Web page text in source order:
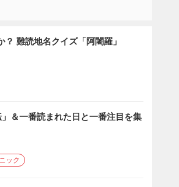
難読地名クイズ「阿闍羅」
＆一番読まれた日と一番注目を集
ック